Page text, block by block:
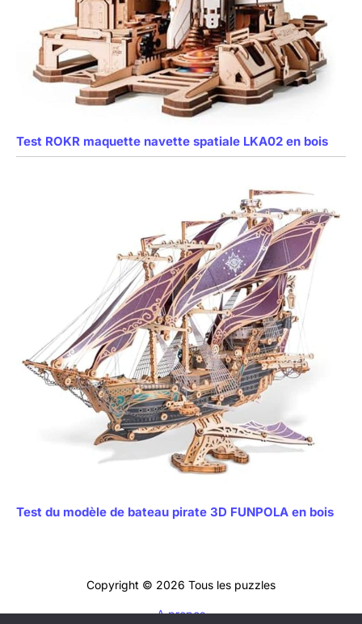
Test ROKR maquette navette spatiale LKA02 en bois
Test du modèle de bateau pirate 3D FUNPOLA en bois
Copyright © 2026 Tous les puzzles
A propos